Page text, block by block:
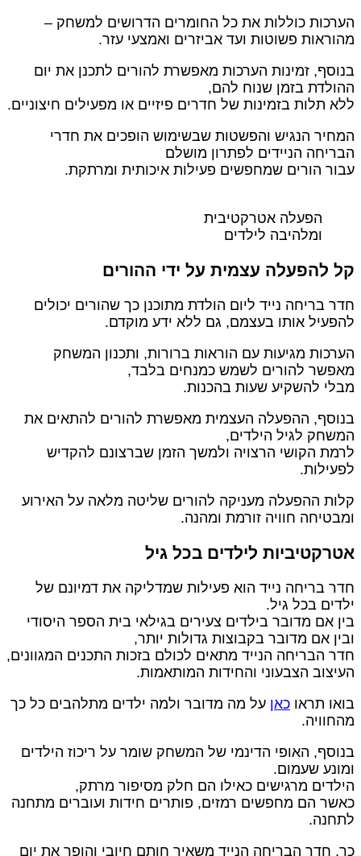
כוללות את כל החומרים הדרושים למשחק –
פשוטות ועד אביזרים ואמצעי עזר.
זמינות הערכות מאפשרת להורים לתכנן את יום
בזמן שנוח להם,
תלות בזמינות של חדרים פיזיים או מפעילים חיצוניים.
הנגיש והפשטות שבשימוש הופכים את חדרי
הניידים לפתרון מושלם
הורים שמחפשים פעילות איכותית ומרתקת.
הפעלה אטרקטיבית
ומלהיבה לילדים
להפעלה עצמית על ידי ההורים
בריחה נייד ליום הולדת מתוכנן כך שהורים יכולים
אותו בעצמם, גם ללא ידע מוקדם.
מגיעות עם הוראות ברורות, ותכנון המשחק
להורים לשמש כמנחים בלבד,
להשקיע שעות בהכנות.
ההפעלה העצמית מאפשרת להורים להתאים את
לגיל הילדים,
הקושי הרצויה ולמשך הזמן שברצונם להקדיש
ההפעלה מעניקה להורים שליטה מלאה על האירוע
חוויה זורמת ומהנה.
לילדים בכל גיל
בריחה נייד הוא פעילות שמדליקה את דמיונם של
בכל גיל.
אם מדובר בילדים צעירים בגילאי בית הספר היסודי
אם מדובר בקבוצות גדולות יותר,
הבריחה הנייד מתאים לכולם בזכות התכנים המגוונים,
הצבעוני והחידות המותאמות.
תראוכאןעל מה מדובר ולמה ילדים מתלהבים כל כך
האופי הדינמי של המשחק שומר על ריכוז הילדים
שעמום.
מרגישים כאילו הם חלק מסיפור מרתק,
הם מחפשים רמזים, פותרים חידות ועוברים מתחנה
חדר הבריחה הנייד משאיר חותם חיובי והופך את יום